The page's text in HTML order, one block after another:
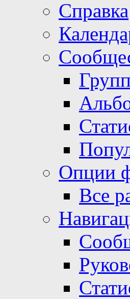
Справка
Опции
Все